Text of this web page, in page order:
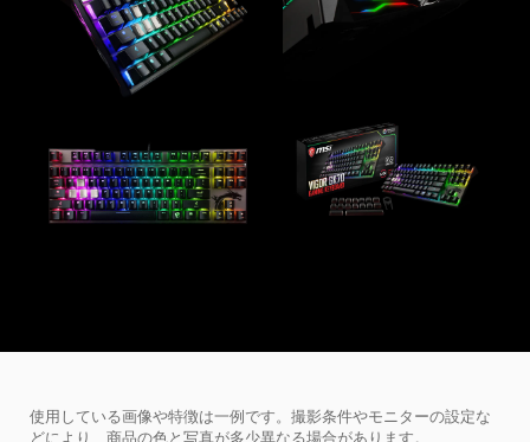
使用している画像や特徴は一例です。撮影条件やモニターの設定な
どにより、商品の色と写真が多少異なる場合があります。